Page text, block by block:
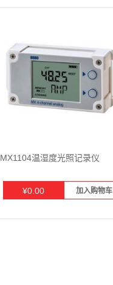
MX1104温湿度光照记录仪
¥0.00
加入购物车